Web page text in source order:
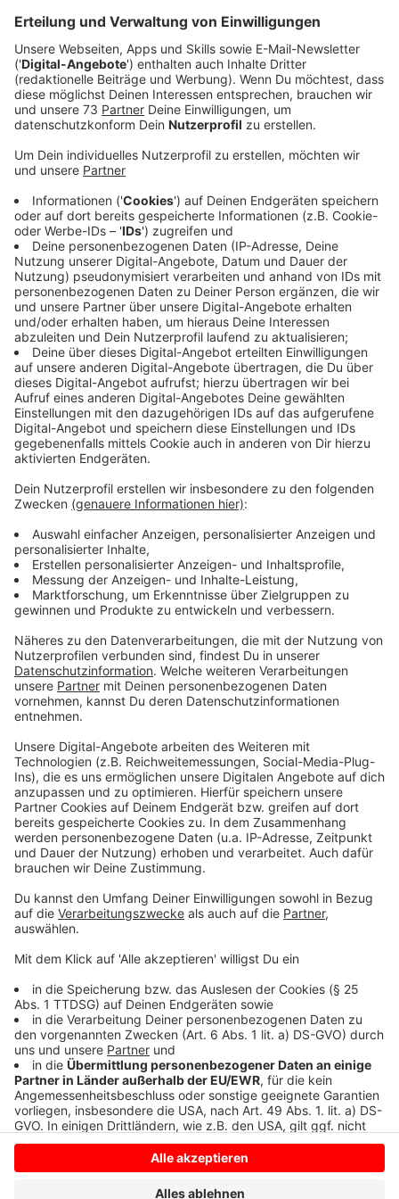
Anzeige
Impfangebot ohne Termin
Denn es haben sich aus den priorisierten Gruppen nur
rund 300 gemeldet. Sie werden übermorgen (Sonntag,
27.02.2022) in einer Sonderaktion mit dem Protein-
Impfstoff von Novavax gegen Corona geimpft. Alle
anderen können sich Novavax z.B. bei den
Impfangeboten "ohne Termin" aussuchen.
Die nächsten Termine im Überblick:
- Mittwoch, 02.03., 15-19 Uhr, Freitag, 04.03., 13-19
Uhr und Samstag, 05.03.2022, 10-16 Uhr:Bocholt,
ehem. Sparkassengebäude, Markt 8
- Mittwoch, 09.03., 15-19 Uhr, Freitag, 11.03., 13-19
Uhr und Samstag, 12.03.2022, 10-16 Uhr:Ahaus,
Kommunale Impfstelle (ehem. Volksbank), Markt 30-
32
(Achtung: Ortsänderung!)
- Mittwoch, 16.03., 15-19 Uhr, Freitag, 18.03., 13-19
Uhr und Samstag, 19.03.2022, 10-16 Uhr:Gronau
Rathaus, Konrad-Adenauer-Straße 1
- Donnerstag, 24.03., 15-19 Uhr, Freitag, 25.03., 13-19
Uhr und Samstag, 26.03.2022, 10-16 Uhr:Borken
Stadthalle Vennehof, Mölndalsaal, Am Vennehof 1
Grundsätzlich gilt bei den Impfungen vor Ort: Geimpft
werden können Personen ab 5 Jahren.
Auffrischungsimpfungen sind ab einem Alter von 12
Jahren möglich. Eine vorherige Terminbuchung ist nicht
erforderlich.
Eine Auswahl des Impfstoffs ist möglich: Verimpft
wird der Impfstoff von BioNTech, Moderna und ab
wird laut Ständiger Impfkommission für Personen
ab 18 Jahren empfohlen.
Anzeige
Anzeige